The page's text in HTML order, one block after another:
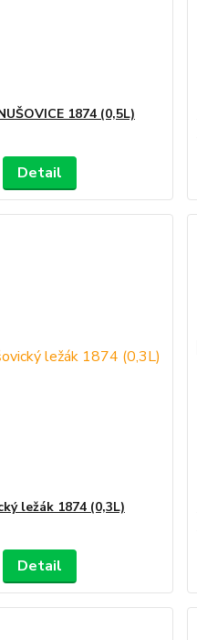
1874 (0,5L)
Detail
ležák 1874 (0,3L)
Detail